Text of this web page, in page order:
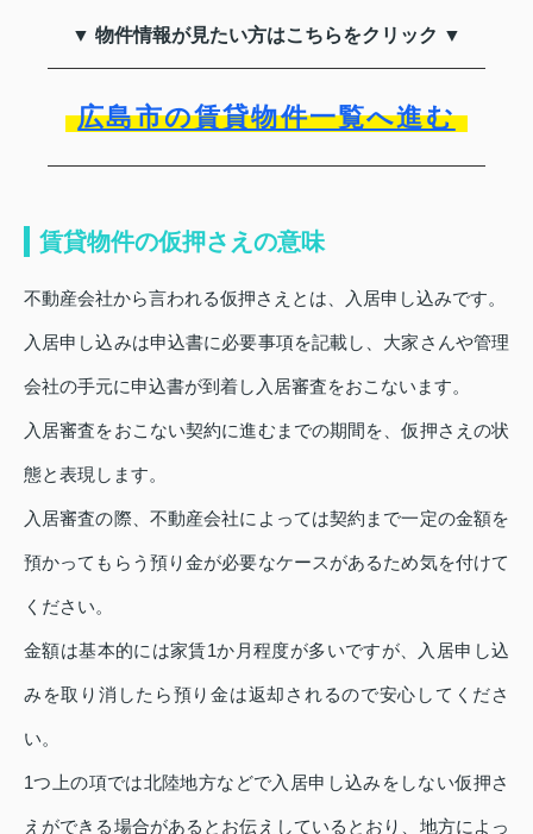
▼ 物件情報が見たい方はこちらをクリック ▼
広島市の賃貸物件一覧へ進む
賃貸物件の仮押さえの意味
不動産会社から言われる仮押さえとは、入居申し込みです。
入居申し込みは申込書に必要事項を記載し、大家さんや管理
会社の手元に申込書が到着し入居審査をおこないます。
入居審査をおこない契約に進むまでの期間を、仮押さえの状
態と表現します。
入居審査の際、不動産会社によっては契約まで一定の金額を
預かってもらう預り金が必要なケースがあるため気を付けて
ください。
金額は基本的には家賃1か月程度が多いですが、入居申し込
みを取り消したら預り金は返却されるので安心してくださ
い。
1つ上の項では北陸地方などで入居申し込みをしない仮押さ
えができる場合があるとお伝えしているとおり、地方によっ